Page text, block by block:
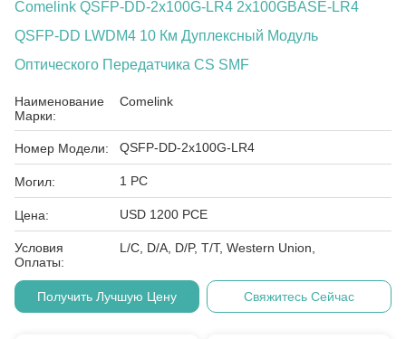
Comelink QSFP-DD-2x100G-LR4 2x100GBASE-LR4
QSFP-DD LWDM4 10 Км Дуплексный Модуль
Оптического Передатчика CS SMF
Наименование
Марки:
Comelink
Номер Модели: QSFP-DD-2x100G-LR4
Могил: 1 PC
Цена: USD 1200 PCE
Условия
Оплаты:
L/C, D/A, D/P, T/T, Western Union,
Получить Лучшую Цену Свяжитесь Сейчас